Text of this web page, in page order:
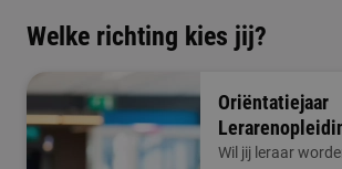
Welke richting kies jij?
Oriëntatiejaar
Wil jij leraar